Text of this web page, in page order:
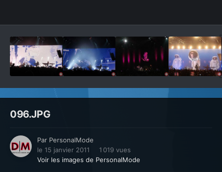
096.JPG
Par PersonalMode
le 15 janvier 2011
1 019 vues
Voir les images de PersonalMode